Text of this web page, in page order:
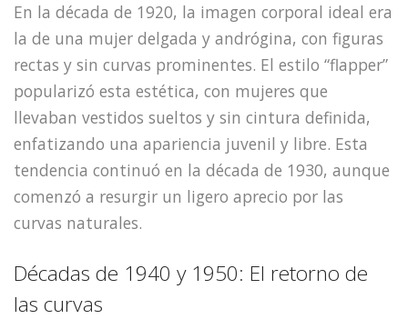
En la década de 1920, la imagen corporal ideal era
la de una mujer delgada y andrógina, con figuras
rectas y sin curvas prominentes. El estilo “flapper”
popularizó esta estética, con mujeres que
llevaban vestidos sueltos y sin cintura definida,
enfatizando una apariencia juvenil y libre. Esta
tendencia continuó en la década de 1930, aunque
comenzó a resurgir un ligero aprecio por las
curvas naturales.
Décadas de 1940 y 1950: El retorno de
las curvas